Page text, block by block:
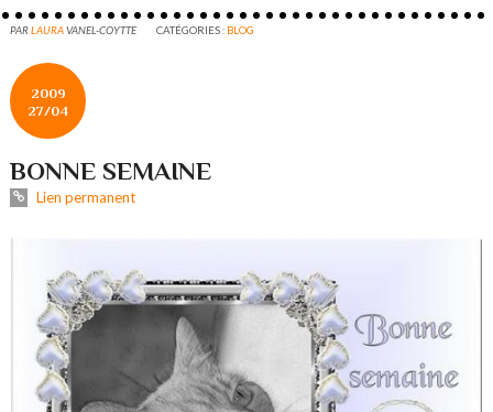
PARLAURAVANEL-COYTTE CATÉGORIES : BLOG
2009
27/04
BONNE SEMAINE
Lien permanent